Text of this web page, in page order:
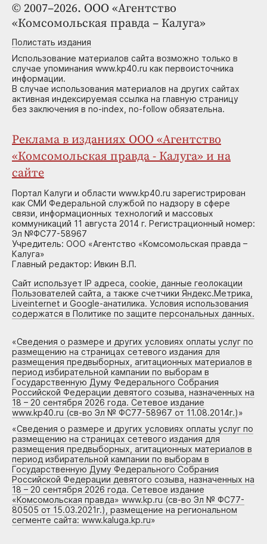
© 2007–2026. ООО «Агентство
«Комсомольская правда – Калуга»
Полистать издания
Использование материалов сайта возможно только в
случае упоминания www.kp40.ru как первоисточника
информации.
В случае использования материалов на других сайтах
активная индексируемая ссылка на главную страницу
без заключения в no-index, no-follow обязательна.
Реклама в изданиях ООО «Агентство
«Комсомольская правда - Калуга» и на
сайте
Портал Калуги и области www.kp40.ru зарегистрирован
как СМИ Федеральной службой по надзору в сфере
связи, информационных технологий и массовых
коммуникаций 11 августа 2014 г. Регистрационный номер:
Эл №ФС77-58967
Учредитель: ООО «Агентство «Комсомольская правда –
Калуга»
Главный редактор: Ивкин В.П.
Сайт использует IP адреса, cookie, данные геолокации
Пользователей сайта, а также счетчики Яндекс.Метрика,
Liveinternet и Google-анатилика. Условия использования
содержатся в Политике по защите персональных данных.
«Сведения о размере и других условиях оплаты услуг по
размещению на страницах сетевого издания для
размещения предвыборных, агитационных материалов в
период избирательной кампании по выборам в
Государственную Думу Федерального Собрания
Российской Федерации девятого созыва, назначенных на
18 – 20 сентября 2026 года. Сетевое издание
www.kp40.ru (св-во Эл № ФС77-58967 от 11.08.2014г.)»
«Сведения о размере и других условиях оплаты услуг по
размещению на страницах сетевого издания для
размещения предвыборных, агитационных материалов в
период избирательной кампании по выборам в
Государственную Думу Федерального Собрания
Российской Федерации девятого созыва, назначенных на
18 – 20 сентября 2026 года. Сетевое издание
«Комсомольская правда» www.kp.ru (св-во Эл № ФС77-
80505 от 15.03.2021г.), размещение на региональном
сегменте сайта: www.kaluga.kp.ru»